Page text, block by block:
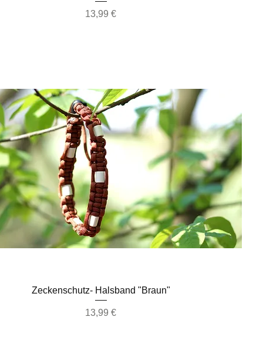
Preis
13,99 €
Schnellansicht
Zeckenschutz- Halsband "Braun"
Preis
13,99 €